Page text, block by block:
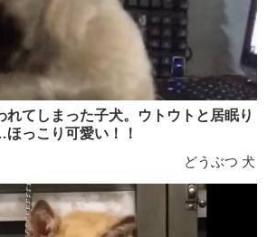
れてしまった子犬。ウトウトと居眠り
っこり可愛い！！
どうぶつ 犬